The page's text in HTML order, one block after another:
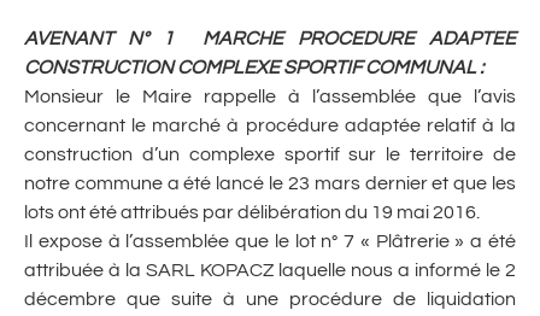
AVENANT N° 1 MARCHE PROCEDURE ADAPTEE
CONSTRUCTION COMPLEXE SPORTIF COMMUNAL :
Monsieur le Maire rappelle à l’assemblée que l’avis
concernant le marché à procédure adaptée relatif à la
construction d’un complexe sportif sur le territoire de
notre commune a été lancé le 23 mars dernier et que les
lots ont été attribués par délibération du 19 mai 2016.
Il expose à l’assemblée que le lot n° 7 « Plâtrerie » a été
attribuée à la SARL KOPACZ laquelle nous a informé le 2
décembre que suite à une procédure de liquidation